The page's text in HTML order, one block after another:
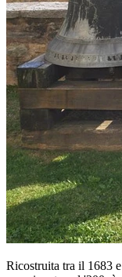
Ricostruita tra il 1683